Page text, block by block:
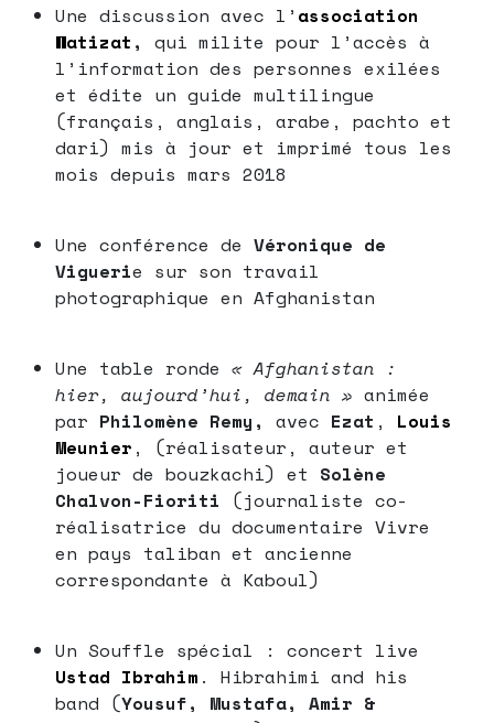
Une discussion avec l’ association
Watizat , qui milite pour l’accès à
l’information des personnes exilées
et édite un guide multilingue
(français, anglais, arabe, pachto et
dari) mis à jour et imprimé tous les
mois depuis mars 2018
Une conférence de Véronique de
Viguerie sur son travail
photographique en Afghanistan
Une table ronde « Afghanistan :
hier, aujourd’hui, demain » animée
par Philomène Remy, avec Ezat , Louis
Meunier , (réalisateur, auteur et
joueur de bouzkachi) et Solène
Chalvon-Fioriti (journaliste co-
réalisatrice du documentaire Vivre
en pays taliban et ancienne
correspondante à Kaboul)
Un Souffle spécial : concert live
Ustad Ibrahim . Hibrahimi and his
band (Yousuf, Mustafa, Amir &